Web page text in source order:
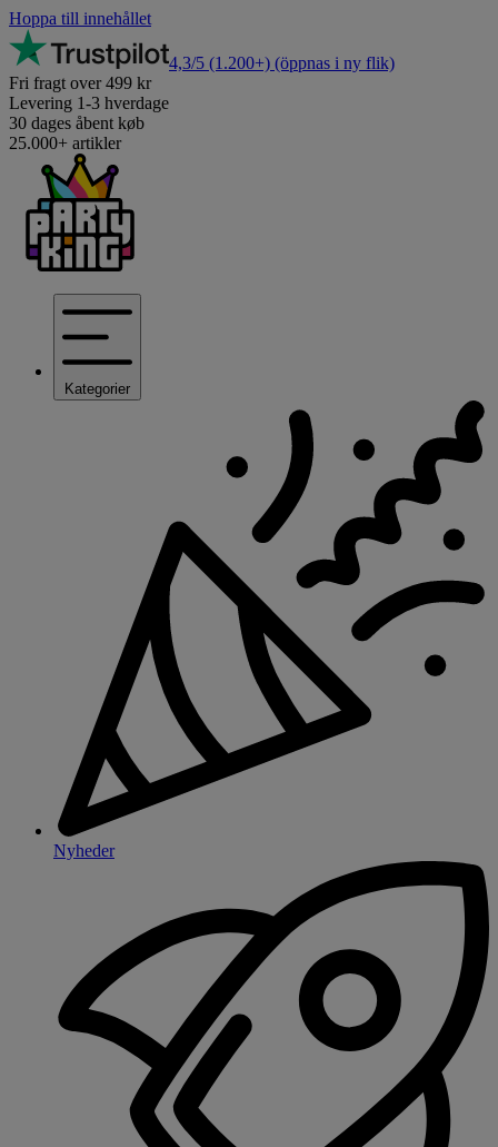
Hoppa till innehållet
4,3/5 (1.200+) (öppnas i ny flik)
Fri fragt over 499 kr
Levering 1-3 hverdage
30 dages åbent køb
25.000+ artikler
Kategorier
Nyheder